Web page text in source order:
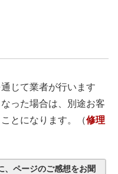
じて業者が行います
った場合は、別途お客
とになります。（修理
、ページのご感想をお聞